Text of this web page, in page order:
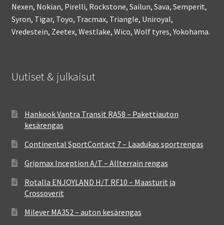
Nexen, Nokian, Pirelli, Rockstone, Sailun, Sava, Semperit,
Syron, Tigar, Toyo, Tracmax, Triangle, Uniroyal,
Vredestein, Zeetex, Westlake, Wico, Wolf tyres, Yokohama.
Uutiset & julkaisut
Hankook Vantra Transit RA58 – Pakettiauton
kesärengas
Continental SportContact 7 – Laadukas sportrengas
Gripmax Inception A/T – Allterrain rengas
Rotalla ENJOYLAND H/T RF10 – Maasturit ja
Crossoverit
Milever MA352 – auton kesärengas